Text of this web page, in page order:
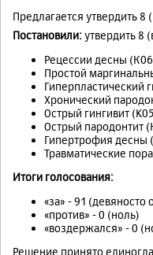
Предлагается утвердить
Постановили:утвердить 8
Рецессии десны
Простой
Гиперпластический
Хронический
Острый гингивит
Острый пародонтит
Гипертрофия десны
Травматические
Итоги голосования:
«за» - 91 (девяносто
«против» - 0 (ноль)
«воздержался» - 0
Решение принято